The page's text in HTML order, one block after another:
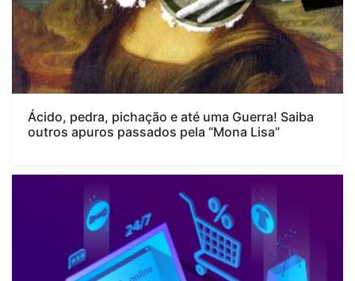
Ácido, pedra, pichação e até uma Guerra! Saiba
outros apuros passados pela “Mona Lisa”